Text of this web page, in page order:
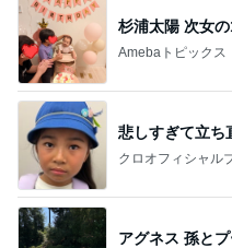
杉浦太陽 次女
Amebaトピックス
悲しすぎて立ち
クロオフィシャル
アグネス 孫と